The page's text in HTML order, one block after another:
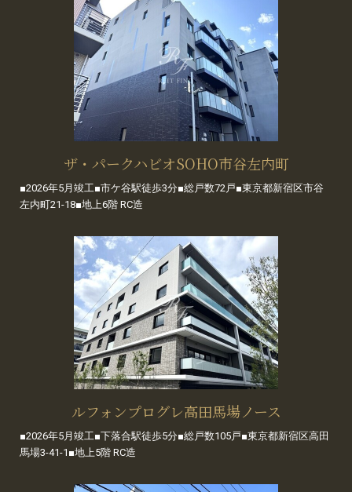
ザ・パークハビオSOHO市谷左内町
■2026年5月竣工■市ケ谷駅徒歩3分■総戸数72戸■東京都新宿区市谷
左内町21-18■地上6階 RC造
ルフォンプログレ高田馬場ノース
■2026年5月竣工■下落合駅徒歩5分■総戸数105戸■東京都新宿区高田
馬場3-41-1■地上5階 RC造